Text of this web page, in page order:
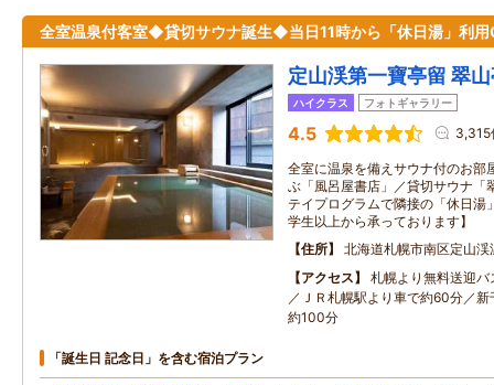
全室温泉付客室◆貸切サウナ誕生◆当日11時から「休日湯」利用
定山渓第一寶亭留 翠
ハイクラス フォトギャラリー
4.5 3,315
全室に温泉を備えサウナ付のお
ぶ「風呂屋書店」／貸切サウナ「
テイプログラムで隣接の「休日湯
学生以上から承っております】
住所
北海道札幌市南区定山
アクセス
札幌より無料送迎
／ＪＲ札幌駅より車で約60分／
約100分
「誕生日 記念日」を含む宿泊プラン